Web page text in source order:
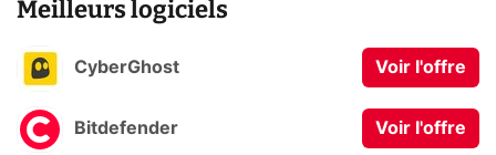
Meilleurs logiciels
CyberGhost Voir l'offre
Bitdefender Voir l'offre